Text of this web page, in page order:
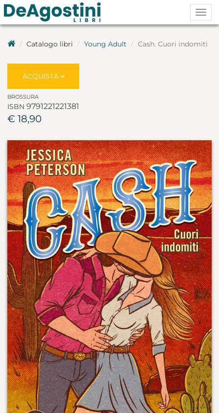
Catalogo libri Young Adult Cash. Cuori indomiti
ACQUISTA
BROSSURA
ISBN 9791221221381
€ 18,90